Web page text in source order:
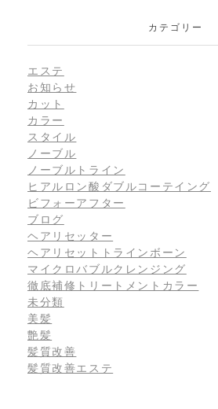
カテゴリー
エステ
お知らせ
カット
カラー
スタイル
ノーブル
ノーブルトライン
ヒアルロン酸ダブルコーテイング
ビフォーアフター
ブログ
ヘアリセッター
ヘアリセットトラインボーン
マイクロバブルクレンジング
徹底補修トリートメントカラー
未分類
美髪
艶髪
髪質改善
髪質改善エステ